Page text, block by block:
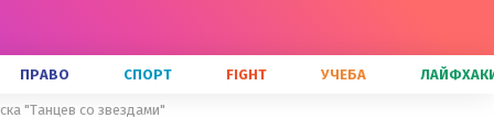
ПРАВО СПОРТ FIGHT УЧЕБА
"Танцев со звездами"